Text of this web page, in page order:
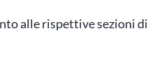
alle rispettive sezioni